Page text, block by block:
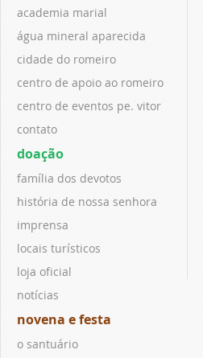
academia marial
água mineral aparecida
cidade do romeiro
centro de apoio ao romeiro
centro de eventos pe. vitor
contato
doação
família dos devotos
história de nossa senhora
imprensa
locais turísticos
loja oficial
notícias
novena e festa
o santuário